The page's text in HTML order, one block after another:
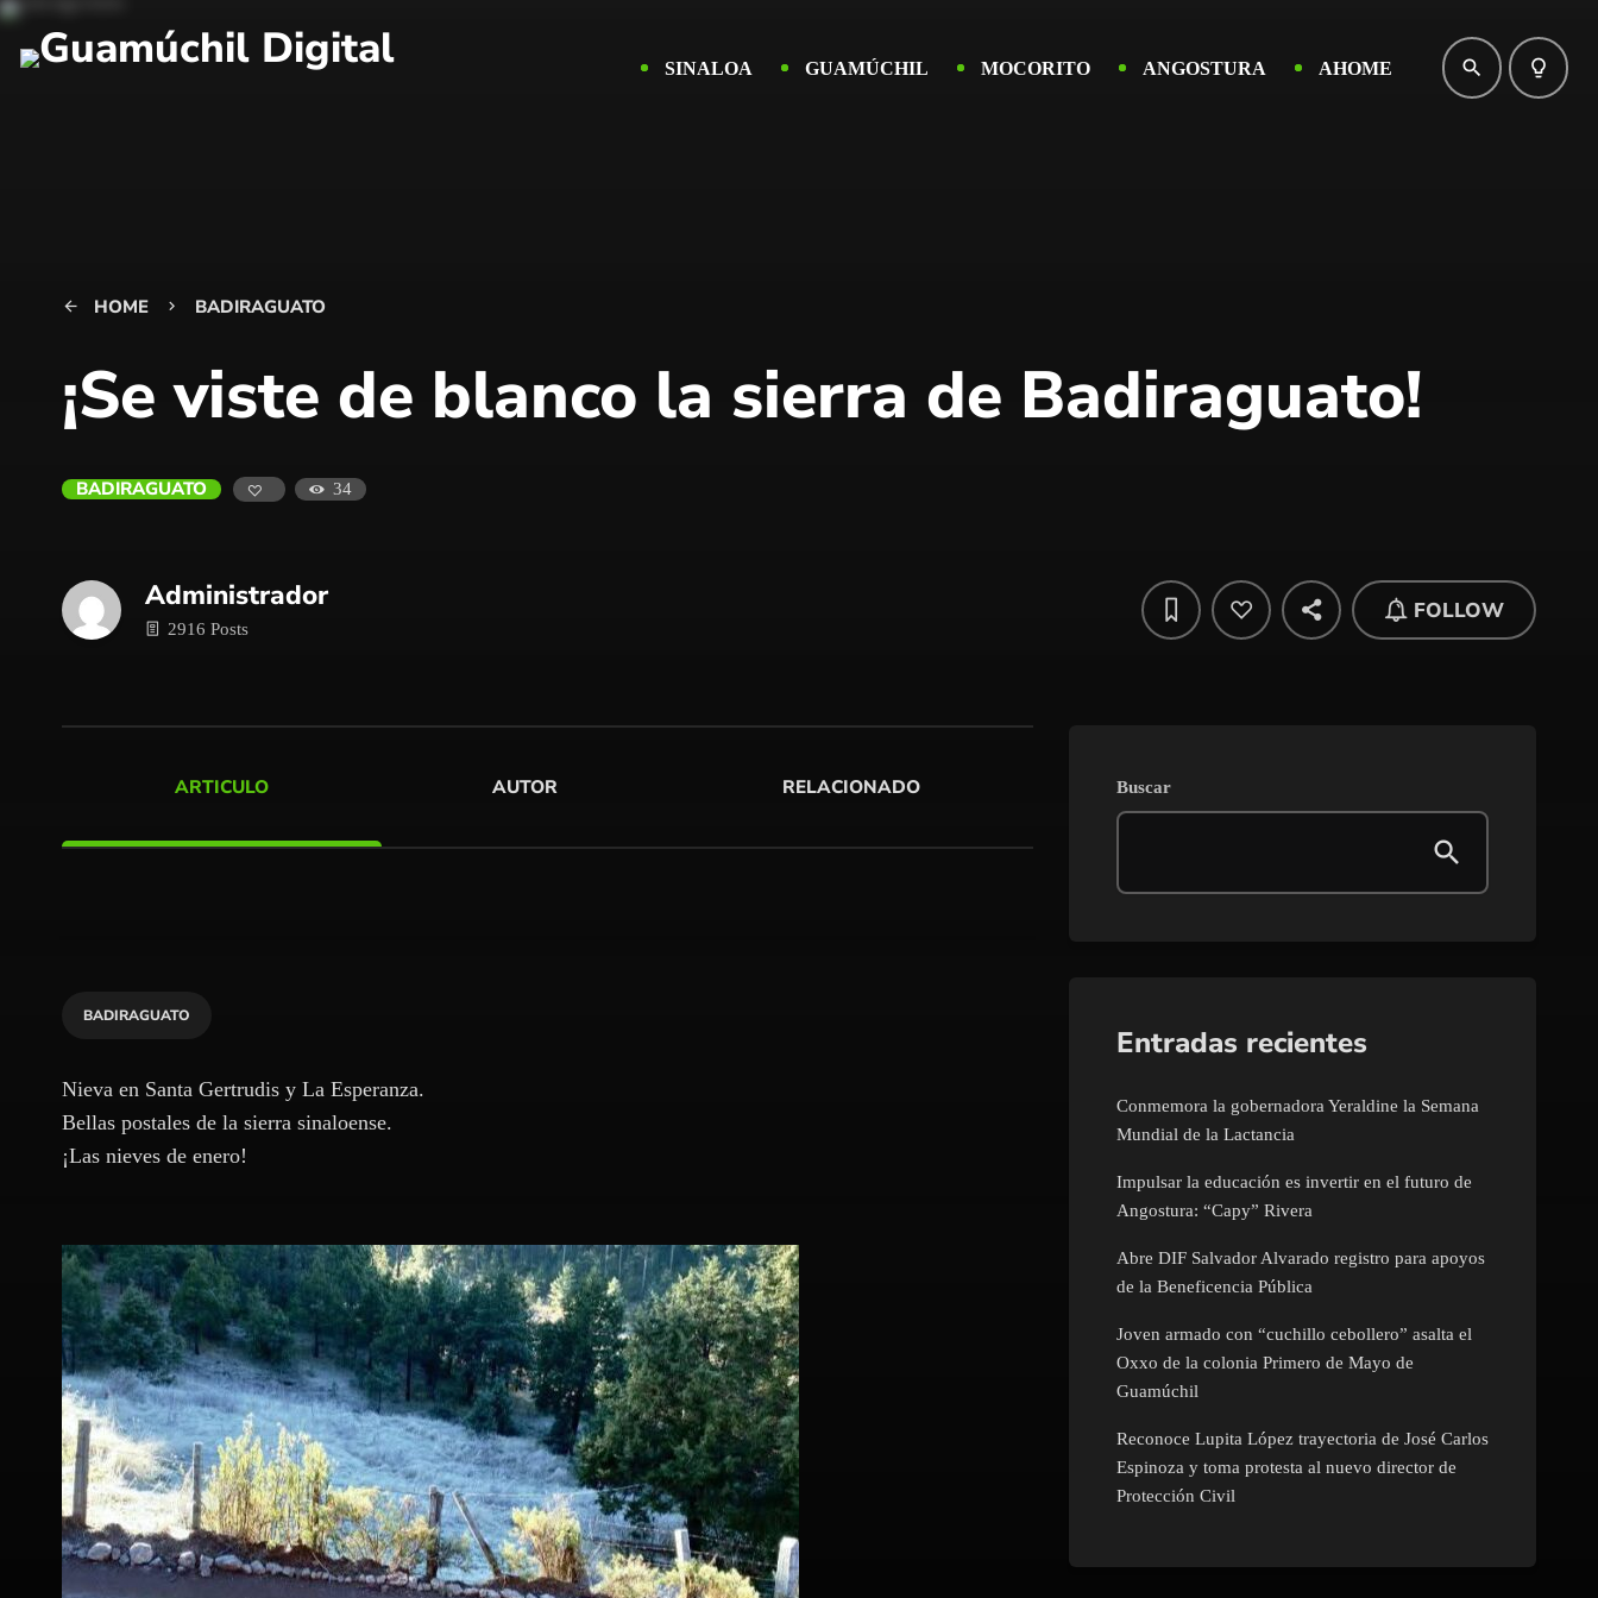
SINALOA GUAMÚCHIL MOCORITO ANGOSTURA AHOME search lightbulb_outline
arrow_back HOME keyboard_arrow_right BADIRAGUATO
¡Se viste de blanco la sierra de Badiraguato!
BADIRAGUATO 34
Administrador
2916 Posts
FOLLOW
ARTICULO AUTOR RELACIONADO
BADIRAGUATO
Nieva en Santa Gertrudis y La Esperanza.
Bellas postales de la sierra sinaloense.
¡Las nieves de enero!
Buscar
Entradas recientes
Conmemora la gobernadora Yeraldine la Semana
Mundial de la Lactancia
Impulsar la educación es invertir en el futuro de
Angostura: “Capy” Rivera
Abre DIF Salvador Alvarado registro para apoyos
de la Beneficencia Pública
Joven armado con “cuchillo cebollero” asalta el
Oxxo de la colonia Primero de Mayo de
Guamúchil
Reconoce Lupita López trayectoria de José Carlos
Espinoza y toma protesta al nuevo director de
Protección Civil